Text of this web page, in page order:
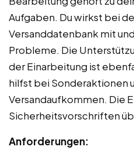
Aufgaben. Du wirkst bei
Versanddatenbank mit
Probleme. Die
der Einarbeitung ist
hilfst bei Sonderaktionen
Versandaufkommen. Die
Sicherheitsvorschriften
Anforderungen: